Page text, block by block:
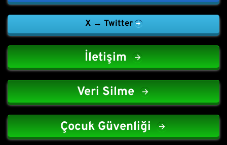
X → Twitter
İletişim
Veri Silme
Çocuk Güvenliği